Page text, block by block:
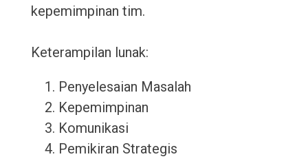
kepemimpinan tim.
Keterampilan lunak:
Penyelesaian Masalah
Kepemimpinan
Komunikasi
Pemikiran Strategis